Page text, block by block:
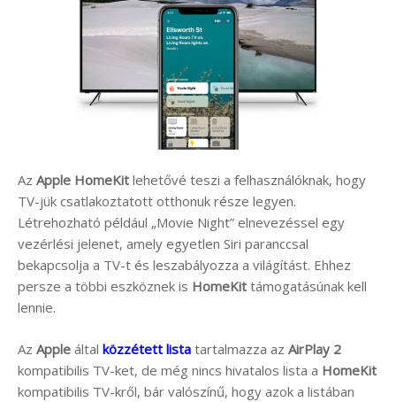
Az Apple HomeKit lehetővé teszi a felhasználóknak, hogy
TV-jük csatlakoztatott otthonuk része legyen.
Létrehozható például „Movie Night” elnevezéssel egy
vezérlési jelenet, amely egyetlen Siri paranccsal
bekapcsolja a TV-t és leszabályozza a világítást. Ehhez
persze a többi eszköznek is HomeKit támogatásúnak kell
lennie.
Az Apple által közzétett lista tartalmazza az AirPlay 2
kompatibilis TV-ket, de még nincs hivatalos lista a HomeKit
kompatibilis TV-kről, bár valószínű, hogy azok a listában